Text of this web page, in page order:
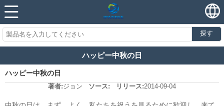
探す
ハッピー中秋の日
ハッピー中秋の日
著者:ジョン ソース: リリース:2014-09-04